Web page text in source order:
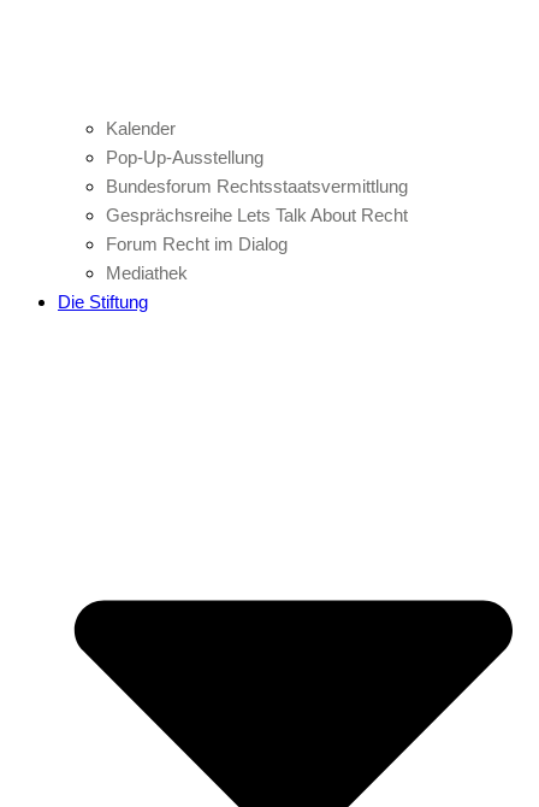
Kalender
Pop-Up-Ausstellung
Bundesforum Rechtsstaatsvermittlung
Gesprächsreihe Lets Talk About Recht
Forum Recht im Dialog
Mediathek
Die Stiftung